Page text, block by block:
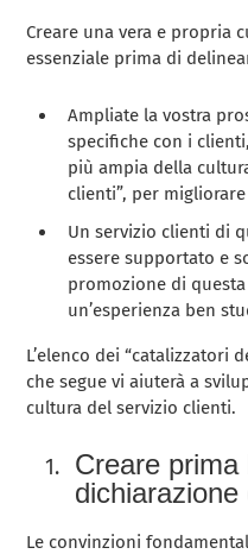
Creare una vera e propria
essenziale prima di
Ampliate la vostra
specifiche con i
più ampia della
clienti”, per
Un servizio clienti di
essere supportato e
promozione di
un’esperienza ben
L’elenco dei “catalizzatori
che segue vi aiuterà a
cultura del servizio clienti.
Creare prima
Le convinzioni